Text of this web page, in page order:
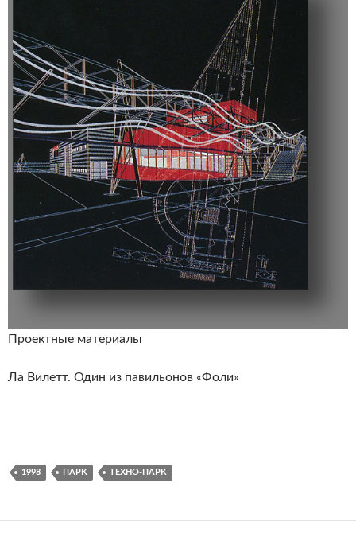
Проектные материалы
Ла Вилетт. Один из павильонов «Фоли»
1998 ПАРК ТЕХНО-ПАРК